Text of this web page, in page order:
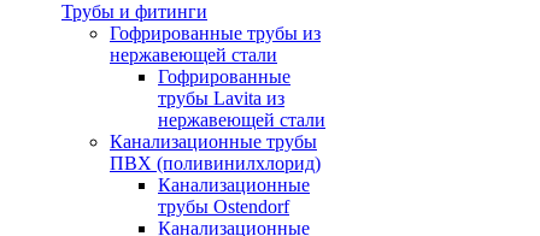
Трубы и фитинги
Гофрированные трубы из
нержавеющей стали
Гофрированные
трубы Lavita из
нержавеющей стали
Канализационные трубы
ПВХ (поливинилхлорид)
Канализационные
трубы Ostendorf
Канализационные